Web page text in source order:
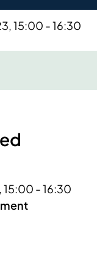
15:00 - 16:30
15:00 - 16:30